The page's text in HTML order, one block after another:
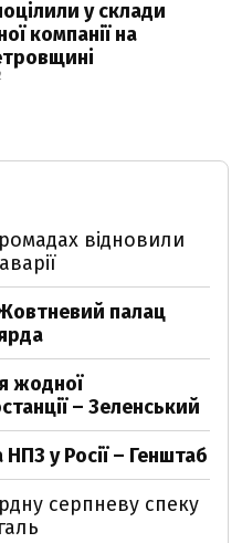
у склади
компанії на
відновили
палац
жодної
– Зеленський
у Росії – Генштаб
серпневу спеку